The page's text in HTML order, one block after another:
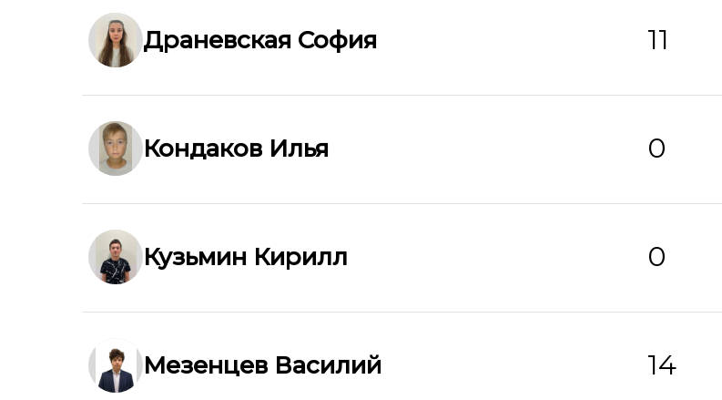
Драневская София 11
Кондаков Илья 0
Кузьмин Кирилл 0
Мезенцев Василий 14